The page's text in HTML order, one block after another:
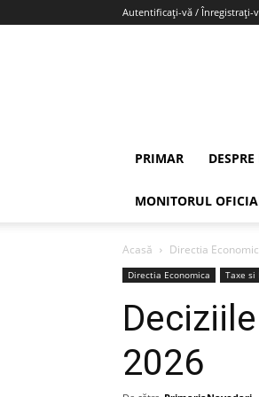
Autentificați-vă / Înregistrați-
PRIMAR
MONITORUL
Acasă Directia
Directia Economica Taxe si
2026